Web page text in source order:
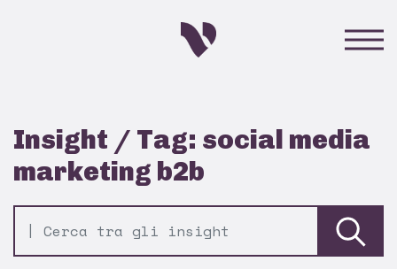
Insight / Tag: social media
marketing b2b